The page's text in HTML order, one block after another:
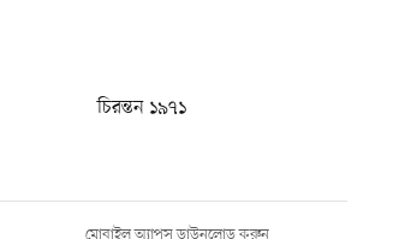
চিরন্তন ১৯৭১
মোবাইল অ্যাপস ডাউনলোড করুন